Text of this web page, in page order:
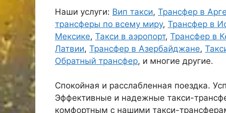
Наши услуги: Вип такси, Трансфер в
трансферы по всему миру, Трансфер в
Мексике, Такси в аэропорт, Трансфер в
Латвии, Трансфер в Азербайджане,
Обратный трансфер, и многие другие.
Спокойная и расслабленная поездка.
Эффективные и надежные такси-
комфортным с нашими такси-